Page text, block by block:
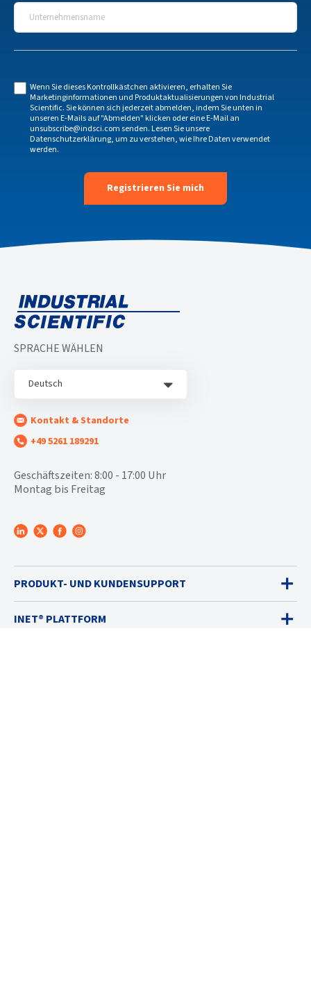
Unternehmensname
Wenn Sie dieses Kontrollkästchen aktivieren, erhalten Sie
Marketinginformationen und Produktaktualisierungen von Industrial
Scientific. Sie können sich jederzeit abmelden, indem Sie unten in
unseren E-Mails auf "Abmelden" klicken oder eine E-Mail an
unsubscribe@indsci.comsenden. Lesen Sie unsere
Datenschutzerklärung, um zu verstehen, wie Ihre Daten verwendet
werden.
SPRACHE WÄHLEN
Deutsch
Kontakt & Standorte
+49 5261 189291
Geschäftszeiten: 8:00 - 17:00 Uhr
Montag bis Freitag
PRODUKT- UND KUNDENSUPPORT
INET® PLATTFORM